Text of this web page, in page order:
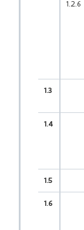
1.2.6
1.3
1.4
1.5
1.6